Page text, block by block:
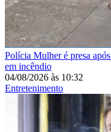
Polícia Mulher é presa
em incêndio
04/08/2026 às 10:32
Entretenimento